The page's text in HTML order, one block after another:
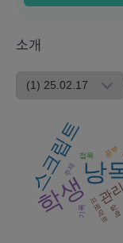
- **단기:** 주로 대
본적 이해가 기본적
- **중기:** 개인 발
인들이 관심을 갖
스템이나 피드백
는 기능이 필요합니
- **장기:** 보다 심
장기 학습자와 전
타겟이 됩니다. 이
소개
낭
학생
스크립트 관
공부
실력
접목
프로덕트
주제
기록